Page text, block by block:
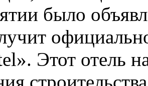
было
Этот отель